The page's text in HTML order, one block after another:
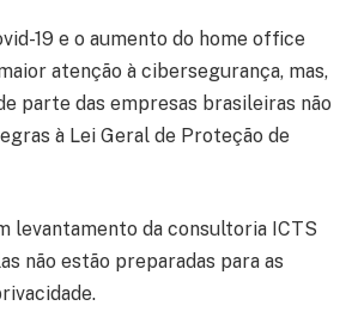
19 e o aumento do home office
atenção à cibersegurança, mas,
parte das empresas brasileiras não
à Lei Geral de Proteção de
levantamento da consultoria ICTS
não estão preparadas para as